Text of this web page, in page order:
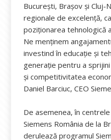
București, Brașov și
regionale de excelență,
poziționarea tehnologică
Ne menținem
investind în educație și
generație pentru a
și competitivitatea
Daniel Barciuc, CEO
De asemenea, în
Siemens România de la
derulează programul